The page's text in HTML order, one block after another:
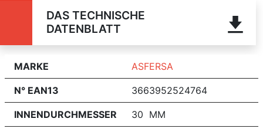
DAS TECHNISCHE
DATENBLATT
MARKE ASFERSA
N° EAN13 3663952524764
INNENDURCHMESSER 30 MM